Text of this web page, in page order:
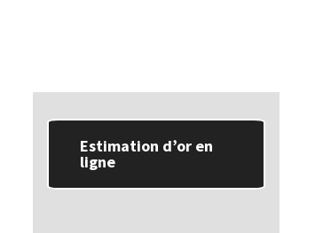
Estimation d’or en
ligne